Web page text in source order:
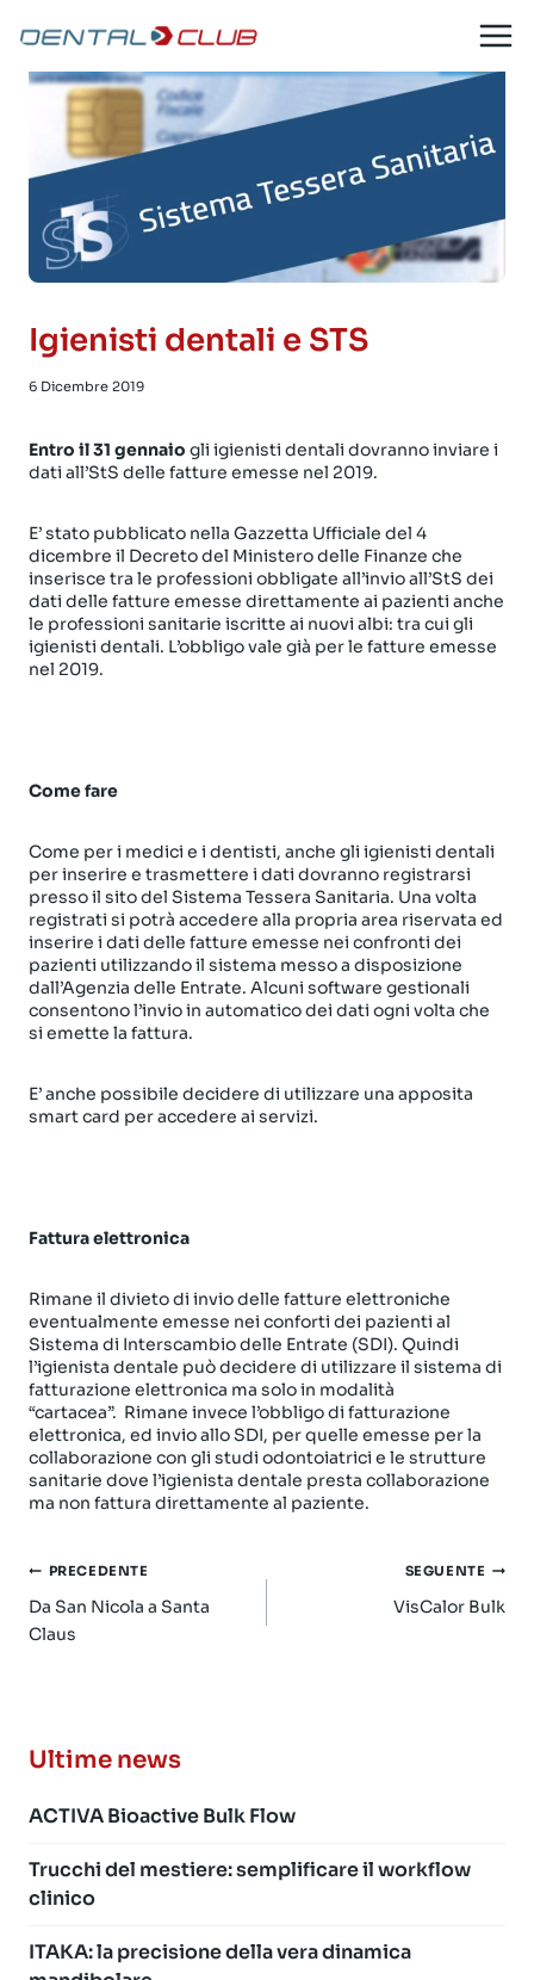
contenuto
Igienisti dentali e STS
6 Dicembre 2019
Entro il 31 gennaio gli igienisti dentali dovranno inviare i
dati all’StS delle fatture emesse nel 2019.
E’ stato pubblicato nella Gazzetta Ufficiale del 4
dicembre il Decreto del Ministero delle Finanze che
inserisce tra le professioni obbligate all’invio all’StS dei
dati delle fatture emesse direttamente ai pazienti anche
le professioni sanitarie iscritte ai nuovi albi: tra cui gli
igienisti dentali. L’obbligo vale già per le fatture emesse
nel 2019.
Come fare
Come per i medici e i dentisti, anche gli igienisti dentali
per inserire e trasmettere i dati dovranno registrarsi
presso il sito del Sistema Tessera Sanitaria. Una volta
registrati si potrà accedere alla propria area riservata ed
inserire i dati delle fatture emesse nei confronti dei
pazienti utilizzando il sistema messo a disposizione
dall’Agenzia delle Entrate. Alcuni software gestionali
consentono l’invio in automatico dei dati ogni volta che
si emette la fattura.
E’ anche possibile decidere di utilizzare una apposita
smart card per accedere ai servizi.
Fattura elettronica
Rimane il divieto di invio delle fatture elettroniche
eventualmente emesse nei conforti dei pazienti al
Sistema di Interscambio delle Entrate (SDI). Quindi
l’igienista dentale può decidere di utilizzare il sistema di
fatturazione elettronica ma solo in modalità
“cartacea”. Rimane invece l’obbligo di fatturazione
elettronica, ed invio allo SDI, per quelle emesse per la
collaborazione con gli studi odontoiatrici e le strutture
sanitarie dove l’igienista dentale presta collaborazione
ma non fattura direttamente al paziente.
Navigazione
articoli
PRECEDENTE
Da San Nicola a Santa
Claus
SEGUENTE
VisCalor Bulk
Ultime news
ACTIVA Bioactive Bulk Flow
Trucchi del mestiere: semplificare il workflow
clinico
ITAKA: la precisione della vera dinamica